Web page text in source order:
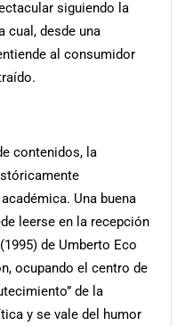
siguiendo la
cual, desde una
al consumidor
contenidos, la
Una buena
leerse en la recepción
de Umberto Eco
ocupando el centro de
de la
y se vale del humor